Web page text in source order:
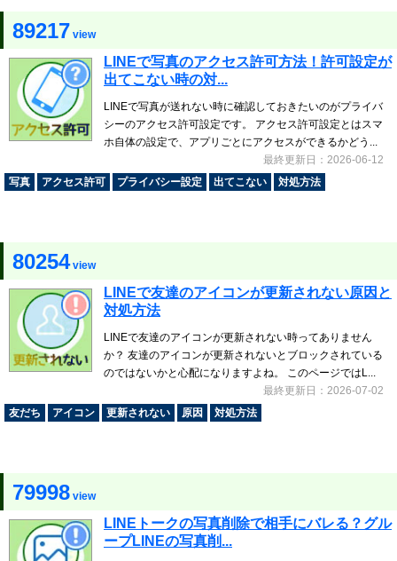
89217 view
LINEで写真のアクセス許可方法！許可設定が
出てこない時の対...
LINEで写真が送れない時に確認しておきたいのがプライバ
シーのアクセス許可設定です。 アクセス許可設定とはスマ
ホ自体の設定で、アプリごとにアクセスができるかどう...
最終更新日：2026-06-12
写真
アクセス許可 プライバシー設定 出てこない 対処方法
80254view
LINEで友達のアイコンが更新されない原因と
対処方法
LINEで友達のアイコンが更新されない時ってありません
か？ 友達のアイコンが更新されないとブロックされている
のではないかと心配になりますよね。 このページではL...
最終更新日：2026-07-02
友だち
アイコン 更新されない 原因 対処方法
79998 view
LINEトークの写真削除で相手にバレる？グル
ープLINEの写真削...